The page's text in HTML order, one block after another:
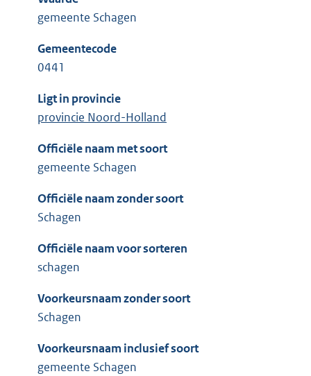
gemeente Schagen
Gemeentecode
0441
Ligt in provincie
provincie Noord-Holland
Officiële naam met soort
gemeente Schagen
Officiële naam zonder soort
Schagen
Officiële naam voor sorteren
schagen
Voorkeursnaam zonder soort
Schagen
Voorkeursnaam inclusief soort
gemeente Schagen